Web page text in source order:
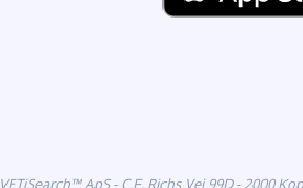
VETiSearch™ ApS - C.F. Richs Vej 99D - 2000